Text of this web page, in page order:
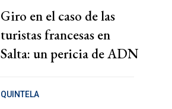
Giro en el caso de las
turistas francesas en
Salta: un pericia de ADN
QUINTELA